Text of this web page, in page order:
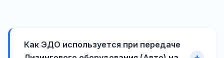
Как ЭДО используется при передаче